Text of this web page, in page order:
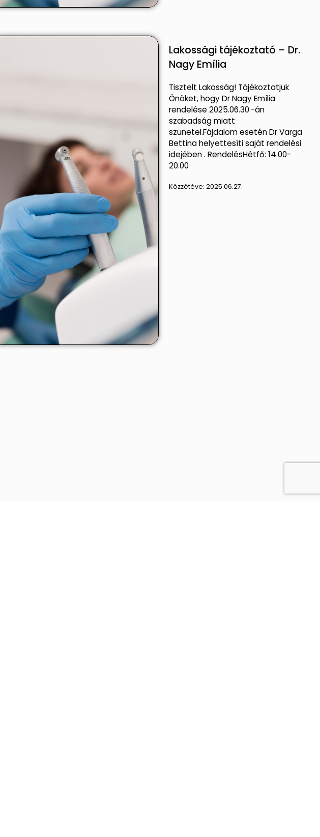
Lakossági tájékoztató – Dr.
Nagy Emília
Tisztelt Lakosság! Tájékoztatjuk
Önöket, hogy Dr Nagy Emília
rendelése 2025.06.30.-án
szabadság miatt
szünetel.Fájdalom esetén Dr Varga
Bettina helyettesíti saját rendelési
idejében . RendelésHétfő: 14.00-
20.00
Közzétéve:2025.06.27.